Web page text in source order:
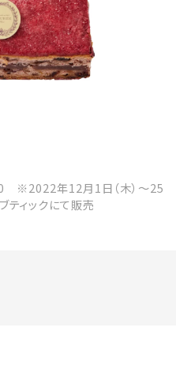
※2022年12月1日（木）～25
ティックにて販売